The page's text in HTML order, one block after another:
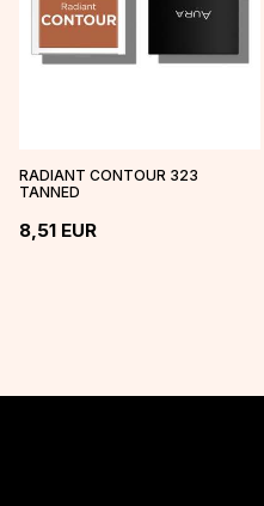
RADIANT CONTOUR 323
TANNED
8,51 EUR